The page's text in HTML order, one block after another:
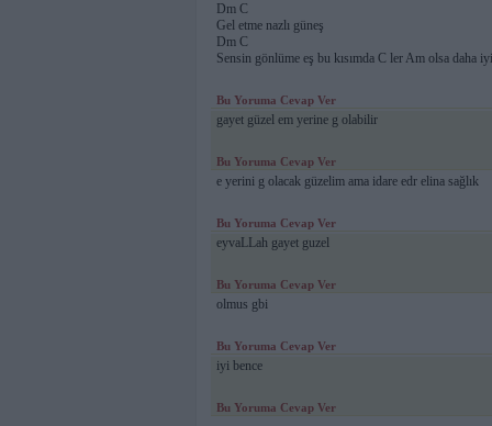
Dm C
Gel etme nazlı güneş
Dm C
Sensin gönlüme eş bu kısımda C ler Am olsa daha
Bu Yoruma Cevap Ver
gayet güzel em yerine g olabilir
Bu Yoruma Cevap Ver
e yerini g olacak güzelim ama idare edr elina sağlık
Bu Yoruma Cevap Ver
eyvaLLah gayet guzel
Bu Yoruma Cevap Ver
olmus gbi
Bu Yoruma Cevap Ver
iyi bence
Bu Yoruma Cevap Ver